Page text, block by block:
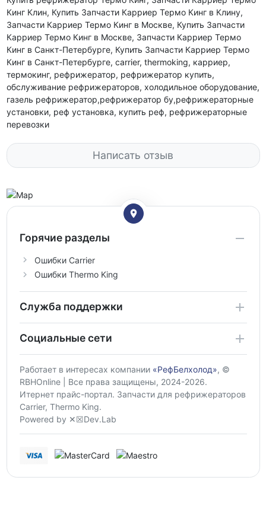
Кинг Клин, Купить Запчасти Карриер Термо Кинг в Клину,
Запчасти Карриер Термо Кинг в Москве, Купить Запчасти
Карриер Термо Кинг в Москве, Запчасти Карриер Термо
Кинг в Санкт-Петербурге, Купить Запчасти Карриер Термо
Кинг в Санкт-Петербурге, carrier, thermoking, карриер,
термокинг, рефрижератор, рефрижератор купить,
обслуживание рефрижераторов, холодильное оборудование,
газель рефрижератор,рефрижератор бу,рефрижераторные
установки, реф установка, купить реф, рефрижераторные
перевозки
Написать отзыв
Горячие разделы
Ошибки Carrier
Ошибки Thermo King
Служба поддержки
Социальные сети
Работает в интересах компании «РефБелхолод», ©
RBHOnline | Все права защищены, 2024-2026.
Итернет прайс-портал. Запчасти для рефрижераторов
Carrier, Thermo King.
Powered by ✕☒Dev.Lab